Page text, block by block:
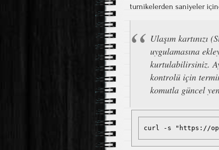
turnikelerden saniyeler
Ulaşım kartınızı
uygulamasına
kurtulabilirsiniz.
kontrolü için
komutla güncel
curl -s "https://